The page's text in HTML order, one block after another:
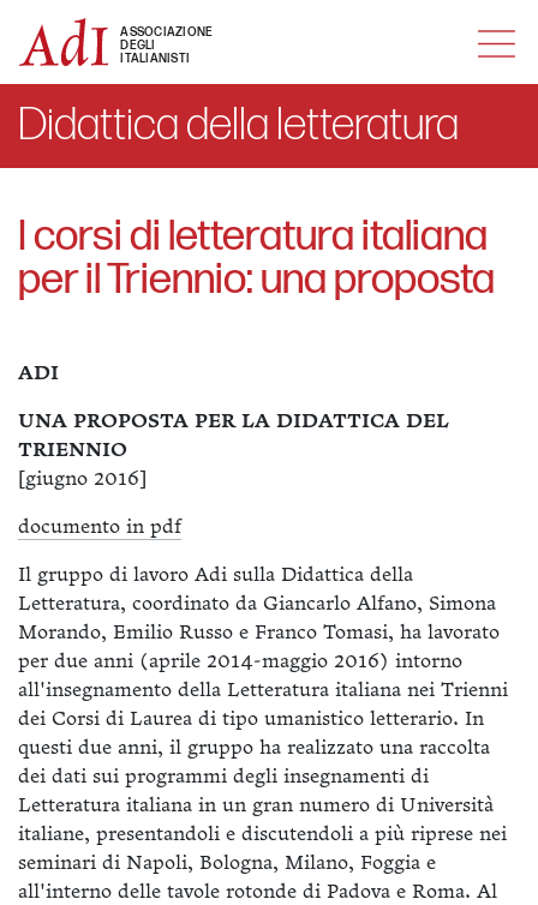
ASSOCIAZIONE
DEGLI
ITALIANISTI
MENU
Didattica della letteratura
I corsi di letteratura italiana
per il Triennio: una proposta
ADI
UNA PROPOSTA PER LA DIDATTICA DEL
TRIENNIO
[giugno 2016]
documento in pdf
Il gruppo di lavoro Adi sulla Didattica della
Letteratura, coordinato da Giancarlo Alfano, Simona
Morando, Emilio Russo e Franco Tomasi, ha lavorato
per due anni (aprile 2014-maggio 2016) intorno
all'insegnamento della Letteratura italiana nei Trienni
dei Corsi di Laurea di tipo umanistico letterario. In
questi due anni, il gruppo ha realizzato una raccolta
dei dati sui programmi degli insegnamenti di
Letteratura italiana in un gran numero di Università
italiane, presentandoli e discutendoli a più riprese nei
seminari di Napoli, Bologna, Milano, Foggia e
all'interno delle tavole rotonde di Padova e Roma. Al